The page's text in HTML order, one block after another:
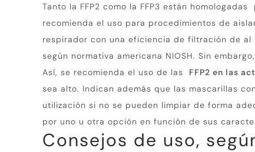
Tanto la FFP2 como la FFP3 están homologadas
recomienda el uso para procedimientos de
respirador con una eficiencia de filtración de
según normativa americana NIOSH. Sin
Así, se recomienda el uso de las FFP2 en las
sea alto. Indican además que las mascarillas
utilización si no se pueden limpiar de forma
por uno u otra opción en función de sus
Consejos de uso,